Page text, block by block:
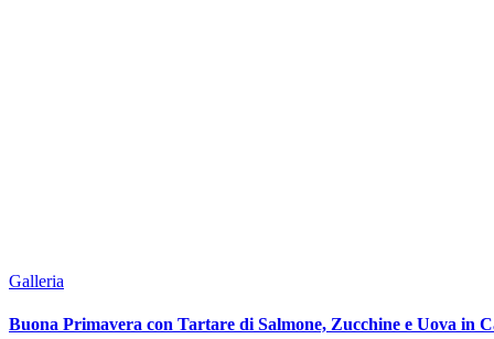
Galleria
Buona Primavera con Tartare di Salmone, Zucchine e Uova in